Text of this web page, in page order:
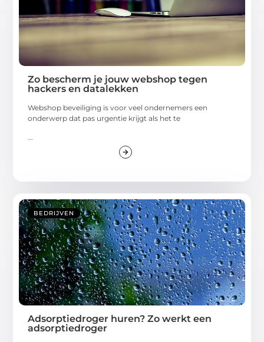
Zo bescherm je jouw webshop tegen
hackers en datalekken
Webshop beveiliging is voor veel ondernemers een
onderwerp dat pas urgentie krijgt als het te
...
BEDRIJVEN
Adsorptiedroger huren? Zo werkt een
adsorptiedroger